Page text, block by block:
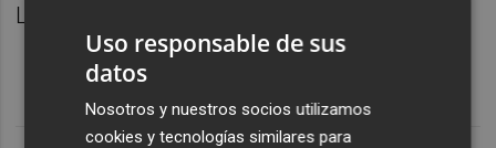
Ligue1, Champions y Copa de Francia.
Uso responsable de sus
datos
Nosotros y nuestros socios utilizamos
cookies y tecnologías similares para